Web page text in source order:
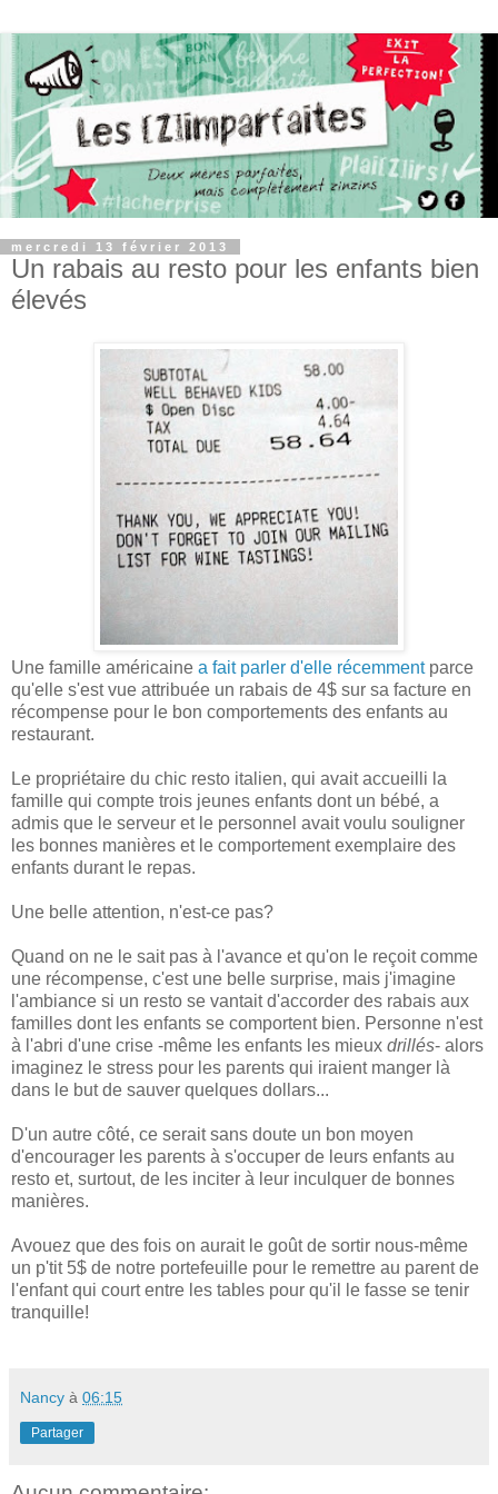
mercredi 13 février 2013
Un rabais au resto pour les enfants bien
élevés
Une famille américaine a fait parler d'elle récemmentparce
qu'elle s'est vue attribuée un rabais de 4$ sur sa facture en
récompense pour le bon comportements des enfants au
restaurant.
Le propriétaire du chic resto italien, qui avait accueilli la
famille qui compte trois jeunes enfants dont un bébé, a
admis que le serveur et le personnel avait voulu souligner
les bonnes manières et le comportement exemplaire des
enfants durant le repas.
Une belle attention, n'est-ce pas?
Quand on ne le sait pas à l'avance et qu'on le reçoit comme
une récompense, c'est une belle surprise, mais j'imagine
l'ambiance si un resto se vantait d'accorder des rabais aux
familles dont les enfants se comportent bien. Personne n'est
à l'abri d'une crise -même les enfants les mieux drillés- alors
imaginez le stress pour les parents qui iraient manger là
dans le but de sauver quelques dollars...
D'un autre côté, ce serait sans doute un bon moyen
d'encourager les parents à s'occuper de leurs enfants au
resto et, surtout, de les inciter à leur inculquer de bonnes
manières.
Avouez que des fois on aurait le goût de sortir nous-même
un p'tit 5$ de notre portefeuille pour le remettre au parent de
l'enfant qui court entre les tables pour qu'il le fasse se tenir
tranquille!
Nancy à 06:15
Partager